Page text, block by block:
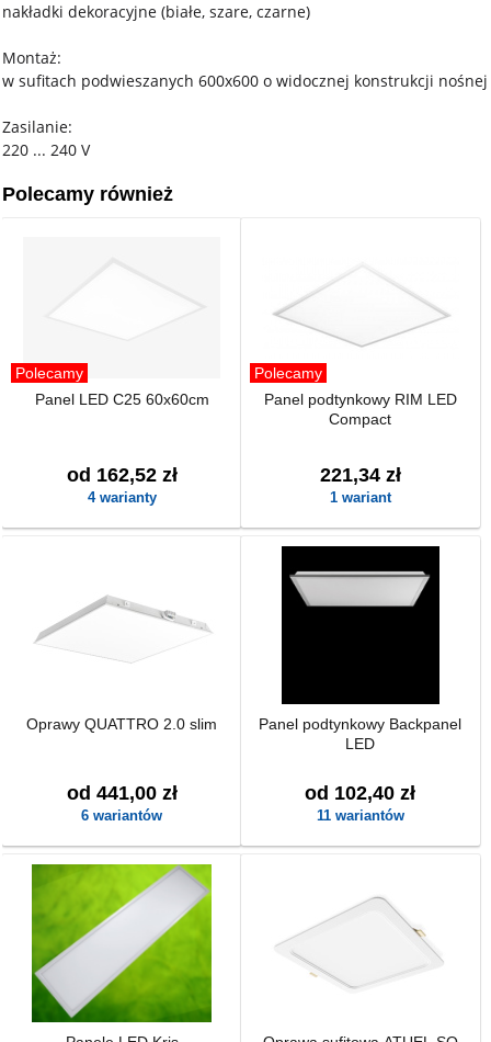
nakładki dekoracyjne (białe, szare, czarne)
Montaż:
w sufitach podwieszanych 600x600 o widocznej konstrukcji nośnej
Zasilanie:
220 ... 240 V
Polecamy również
Polecamy
Panel LED C25 60x60cm
od 162,52 zł
4 warianty
Polecamy
Panel podtynkowy RIM LED
Compact
221,34 zł
1 wariant
Oprawy QUATTRO 2.0 slim
od 441,00 zł
6 wariantów
Panel podtynkowy Backpanel
LED
od 102,40 zł
11 wariantów